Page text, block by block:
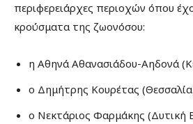
περιφερειάρχες περιοχών όπου
κρούσματα της ζωονόσου:
η Αθηνά Αθανασιάδου-Αηδονά
ο Δημήτρης Κουρέτας
ο Νεκτάριος Φαρμάκης (Δυτική